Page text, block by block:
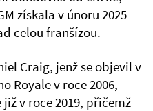
získala v únoru 2025
celou franšízou.
Craig, jenž se objevil v
Royale v roce 2006,
v roce 2019, přičemž